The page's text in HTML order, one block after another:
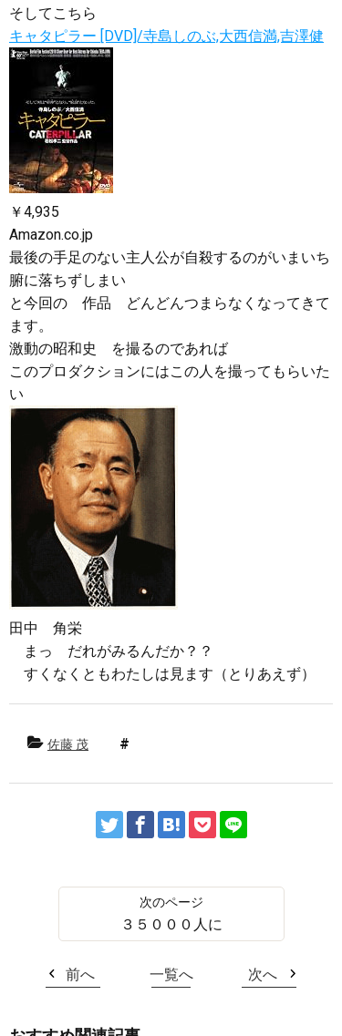
そしてこちら
キャタピラー [DVD]/寺島しのぶ,大西信満,吉澤健
￥4,935
Amazon.co.jp
最後の手足のない主人公が自殺するのがいまいち
腑に落ちずしまい
と今回の 作品 どんどんつまらなくなってきて
ます。
激動の昭和史 を撮るのであれば
このプロダクションにはこの人を撮ってもらいた
い
田中 角栄
まっ だれがみるんだか？？
すくなくともわたしは見ます（とりあえず）
佐藤 茂
３５０００人に
前へ 一覧へ 次へ